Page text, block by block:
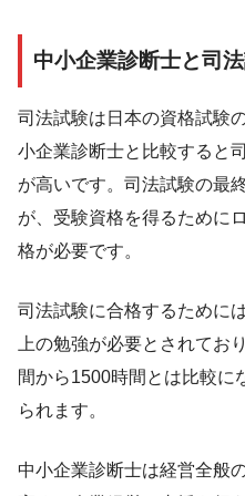
中小企業診断士と司
司法試験は日本の資格試験
小企業診断士と比較すると
が高いです。司法試験の最
が、受験資格を得るために
格が必要です。
司法試験に合格するために
上の勉強が必要とされてお
間から1500時間とは比較に
られます。
中小企業診断士は経営全般